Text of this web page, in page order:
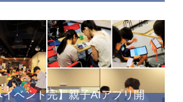
イベント完】親子AIアプリ開